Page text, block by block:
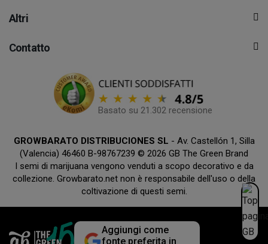
Altri
Contatto
Basato su 21.302 recensione
GROWBARATO DISTRIBUCIONES SL - Av. Castellón 1, Silla
(Valencia) 46460 B-98767239 © 2026 GB The Green Brand
I semi di marijuana vengono venduti a scopo decorativo e da
collezione. Growbarato.net non è responsabile dell'uso o della
coltivazione di questi semi.
Aggiungi come
fonte preferita in